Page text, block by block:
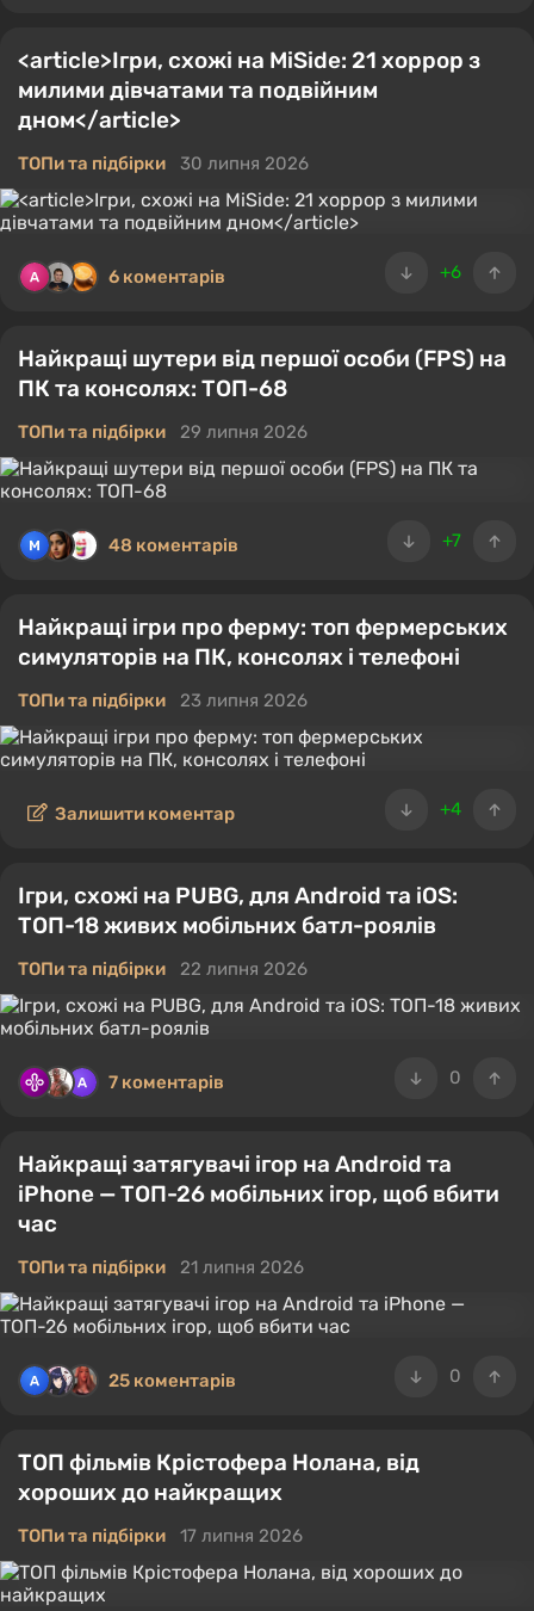
<article>Ігри, схожі на MiSide: 21 хоррор з
милими дівчатами та подвійним
дном</article>
ТОПи та підбірки 30 липня 2026
+6
6 коментарів
Найкращі шутери від першої особи (FPS) на
ПК та консолях: ТОП-68
ТОПи та підбірки 29 липня 2026
+7
48 коментарів
Найкращі ігри про ферму: топ фермерських
симуляторів на ПК, консолях і телефоні
ТОПи та підбірки 23 липня 2026
+4
Залишити коментар
Ігри, схожі на PUBG, для Android та iOS:
ТОП-18 живих мобільних батл-роялів
ТОПи та підбірки 22 липня 2026
0
7 коментарів
Найкращі затягувачі ігор на Android та
iPhone — ТОП-26 мобільних ігор, щоб вбити
час
ТОПи та підбірки 21 липня 2026
0
25 коментарів
ТОП фільмів Крістофера Нолана, від
хороших до найкращих
ТОПи та підбірки 17 липня 2026